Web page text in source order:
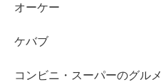
オーケー
ケバブ
コンビニ・スーパーのグルメ